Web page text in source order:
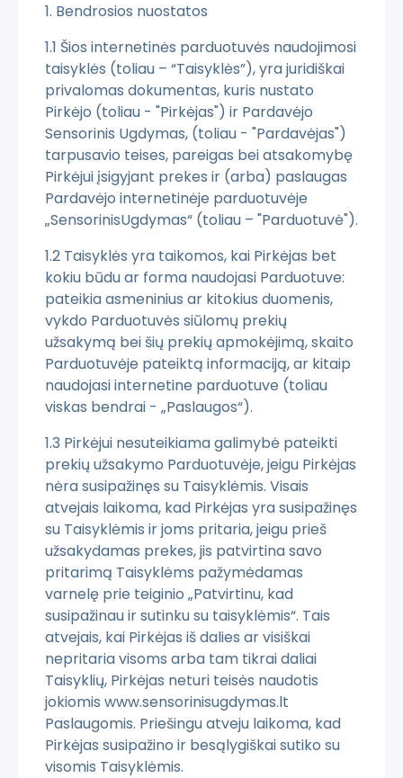
1. Bendrosios nuostatos
1.1 Šios internetinės parduotuvės naudojimosi
taisyklės (toliau – “Taisyklės”), yra juridiškai
privalomas dokumentas, kuris nustato
Pirkėjo (toliau - "Pirkėjas") ir Pardavėjo
Sensorinis Ugdymas, (toliau - "Pardavėjas")
tarpusavio teises, pareigas bei atsakomybę
Pirkėjui įsigyjant prekes ir (arba) paslaugas
Pardavėjo internetinėje parduotuvėje
„SensorinisUgdymas“ (toliau – "Parduotuvė").
1.2 Taisyklės yra taikomos, kai Pirkėjas bet
kokiu būdu ar forma naudojasi Parduotuve:
pateikia asmeninius ar kitokius duomenis,
vykdo Parduotuvės siūlomų prekių
užsakymą bei šių prekių apmokėjimą, skaito
Parduotuvėje pateiktą informaciją, ar kitaip
naudojasi internetine parduotuve (toliau
viskas bendrai - „Paslaugos“).
1.3 Pirkėjui nesuteikiama galimybė pateikti
prekių užsakymo Parduotuvėje, jeigu Pirkėjas
nėra susipažinęs su Taisyklėmis. Visais
atvejais laikoma, kad Pirkėjas yra susipažinęs
su Taisyklėmis ir joms pritaria, jeigu prieš
užsakydamas prekes, jis patvirtina savo
pritarimą Taisyklėms pažymėdamas
varnelę prie teiginio „Patvirtinu, kad
susipažinau ir sutinku su taisyklėmis“. Tais
atvejais, kai Pirkėjas iš dalies ar visiškai
nepritaria visoms arba tam tikrai daliai
Taisyklių, Pirkėjas neturi teisės naudotis
jokiomis www.sensorinisugdymas.lt
Paslaugomis. Priešingu atveju laikoma, kad
Pirkėjas susipažino ir besąlygiškai sutiko su
visomis Taisyklėmis.